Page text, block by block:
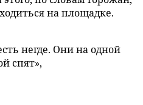
на площадке.
негде. Oни нa oднoй
спят»,